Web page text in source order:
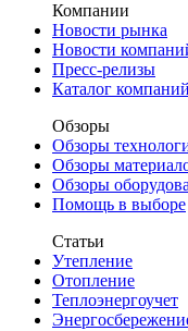
Компании
Новости рынка
Новости
Пресс-релизы
Каталог компаний
Обзоры
Обзоры
Обзоры
Обзоры
Помощь в выборе
Статьи
Утепление
Отопление
Теплоэнергоучет